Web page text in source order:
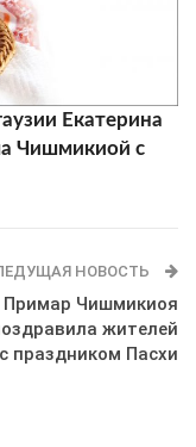
Екатерина
Чишмикиой с
НОВОСТЬ
Примар Чишмикиоя
жителей
праздником Пасхи